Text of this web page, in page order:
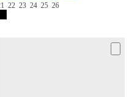
2223242526